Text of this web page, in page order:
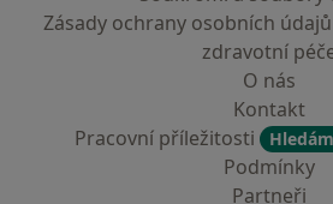
Zásady ochrany osobních
zdravotní
O nás
Kontakt
Pracovní příležitosti
Podmínky
Partneři